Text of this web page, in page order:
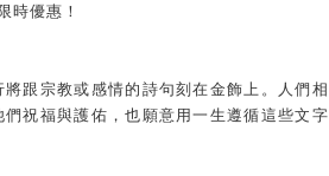
時優惠！
跟宗教或感情的詩句刻在金飾上。人們相
們祝福與護佑，也願意用一生遵循這些文字